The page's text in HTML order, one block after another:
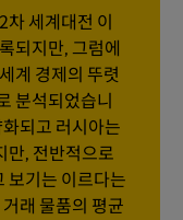
세계대전 이
되지만, 그럼에
계 경제의 뚜렷
분석되었습니
되고 러시아는
만, 전반적으로
보기는 이르다는
래 물품의 평균